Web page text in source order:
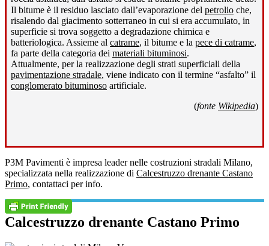
Il bitume è il residuo lasciato dall’evaporazione del petrolio che,
risalendo dal giacimento sotterraneo in cui si era accumulato, in
superficie si trova soggetto a degradazione chimica e
batteriologica. Assieme al catrame, il bitume e la pece di catrame,
fa parte della categoria dei materiali bituminosi.
Attualmente, per la realizzazione degli strati superficiali della
pavimentazione stradale, viene indicato con il termine “asfalto” il
conglomerato bituminoso artificiale.
(fonte Wikipedia)
P3M Pavimenti è impresa leader nelle costruzioni stradali Milano,
specializzata nella realizzazione di Calcestruzzo drenante Castano
Primo, contattaci per info.
Calcestruzzo drenante Castano Primo